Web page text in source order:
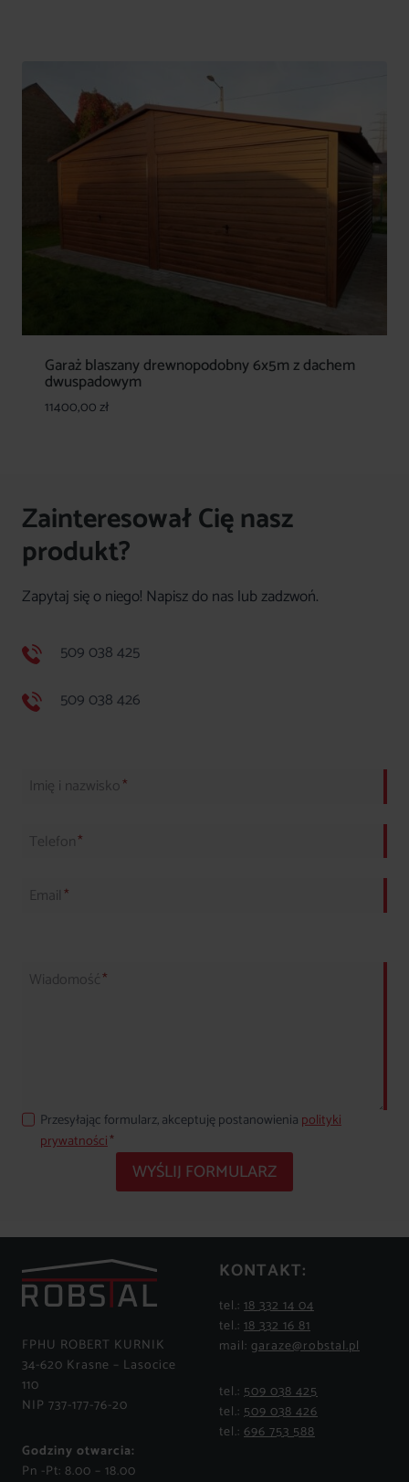
Garaż blaszany drewnopodobny 6x5m z dachem
dwuspadowym
11400,00zł
Zainteresował Cię nasz
produkt?
Zapytaj się o niego! Napisz do nas lub zadzwoń.
509 038 425
509 038 426
Imię i nazwisko*
Telefon*
Email *
Wiadomość*
Przesyłając formularz, akceptuję postanowienia polityki
prywatności*
WYŚLIJ FORMULARZ
FPHU ROBERT KURNIK
34-620 Krasne – Lasocice
110
NIP 737-177-76-20
Godziny otwarcia:
Pn -Pt: 8.00 – 18.00
KONTAKT:
tel.: 18 332 14 04
tel.: 18 332 16 81
mail: garaze@robstal.pl
tel.: 509 038 425
tel.: 509 038 426
tel.: 696 753 588